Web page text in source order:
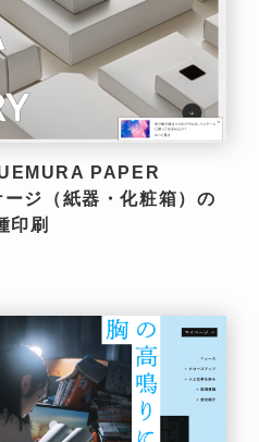
PAPER
ジ（紙器・化粧箱）の
印刷